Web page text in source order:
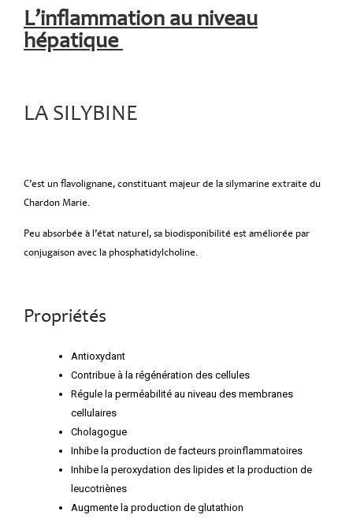
L’inflammation au niveau
hépatique
LA SILYBINE
C’est un flavolignane, constituant majeur de la silymarine extraite du
Chardon Marie.
Peu absorbée à l’état naturel, sa biodisponibilité est améliorée par
conjugaison avec la phosphatidylcholine.
Propriétés
Antioxydant
Contribue à la régénération des cellules
Régule la perméabilité au niveau des membranes
cellulaires
Cholagogue
Inhibe la production de facteurs proinflammatoires
Inhibe la peroxydation des lipides et la production de
leucotriènes
Augmente la production de glutathion